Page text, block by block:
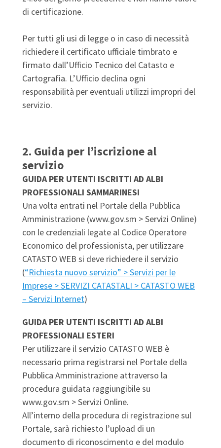
di certificazione.
Per tutti gli usi di legge o in caso di necessità
richiedere il certificato ufficiale timbrato e
firmato dall’Ufficio Tecnico del Catasto e
Cartografia. L’Ufficio declina ogni
responsabilità per eventuali utilizzi impropri del
servizio.
2. Guida per l’iscrizione al
servizio
GUIDA PER UTENTI ISCRITTI AD ALBI
PROFESSIONALI SAMMARINESI
Una volta entrati nel Portale della Pubblica
Amministrazione (www.gov.sm > Servizi Online)
con le credenziali legate al Codice Operatore
Economico del professionista, per utilizzare
CATASTO WEB si deve richiedere il servizio
(“Richiesta nuovo servizio” > Servizi per le
Imprese > SERVIZI CATASTALI > CATASTO WEB
– Servizi Internet)
GUIDA PER UTENTI ISCRITTI AD ALBI
PROFESSIONALI ESTERI
Per utilizzare il servizio CATASTO WEB è
necessario prima registrarsi nel Portale della
Pubblica Amministrazione attraverso la
procedura guidata raggiungibile su
www.gov.sm > Servizi Online.
All’interno della procedura di registrazione sul
Portale, sarà richiesto l’upload di un
documento di riconoscimento e del modulo